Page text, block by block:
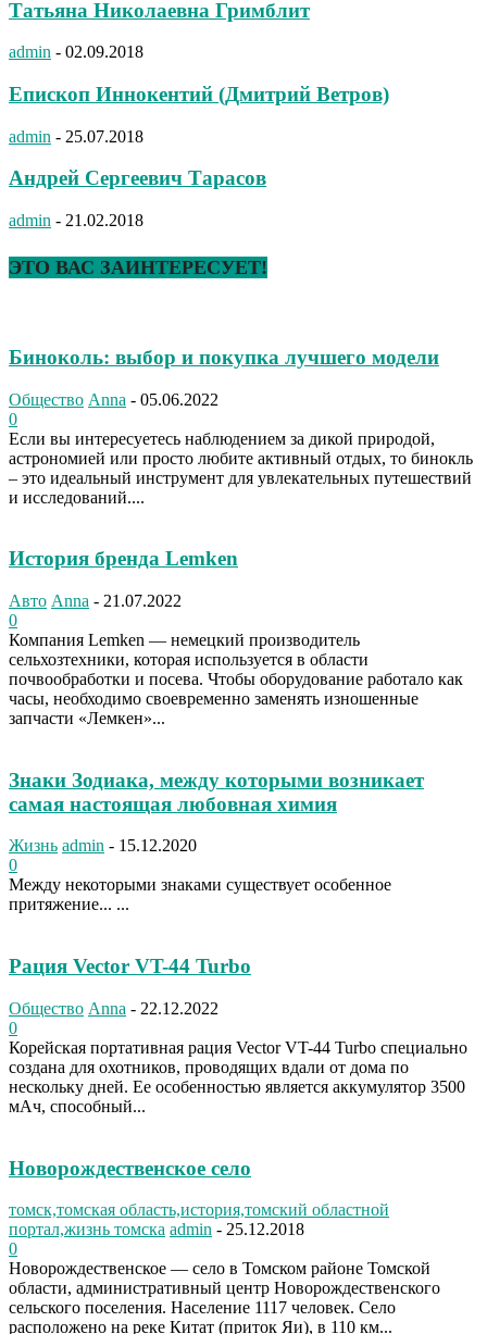
Татьяна Николаевна Гримблит
admin - 02.09.2018
Епископ Иннокентий (Дмитрий Ветров)
admin - 25.07.2018
Андрей Сергеевич Тарасов
admin - 21.02.2018
ЭТО ВАС ЗАИНТЕРЕСУЕТ!
Биноколь: выбор и покупка лучшего модели
Общество Anna - 05.06.2022
0
Если вы интересуетесь наблюдением за дикой природой,
астрономией или просто любите активный отдых, то бинокль
– это идеальный инструмент для увлекательных путешествий
и исследований....
История бренда Lemken
Авто Anna - 21.07.2022
0
Компания Lemken — немецкий производитель
сельхозтехники, которая используется в области
почвообработки и посева. Чтобы оборудование работало как
часы, необходимо своевременно заменять изношенные
запчасти «Лемкен»...
Знаки Зодиака, между которыми возникает
самая настоящая любовная химия
Жизнь admin - 15.12.2020
0
Между некоторыми знаками существует особенное
притяжение... ...
Рация Vector VT-44 Turbo
Общество Anna - 22.12.2022
0
Корейская портативная рация Vector VT-44 Turbo специально
создана для охотников, проводящих вдали от дома по
нескольку дней. Ее особенностью является аккумулятор 3500
мАч, способный...
Новорождественское село
томск,томская область,история,томский областной
портал,жизнь томска admin - 25.12.2018
0
Новорождественское — село в Томском районе Томской
области, административный центр Новорождественского
сельского поселения. Население 1117 человек. Село
расположено на реке Китат (приток Яи), в 110 км...